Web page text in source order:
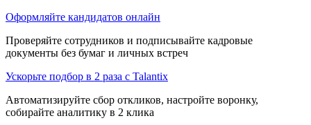
Оформляйте кандидатов онлайн
Проверяйте сотрудников и подписывайте кадровые
документы без бумаг и личных встреч
Ускорьте подбор в 2 раза с Talantix
Автоматизируйте сбор откликов, настройте воронку,
собирайте аналитику в 2 клика